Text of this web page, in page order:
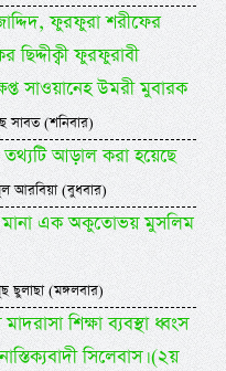
ফুরফুরা শরীফের
ফুরফুরাবী
সাওয়ানেহ উমরী মুবারক
(শনিবার)
তথ্যটি আড়াল করা হয়েছে
আরবিয়া (বুধবার)
মানা এক অকুতোভয় মুসলিম
(মঙ্গলবার)
শিক্ষা ব্যবস্থা ধ্বংস
সিলেবাস। (২য়